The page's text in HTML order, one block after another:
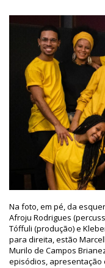
Na foto, em pé, da
Afroju Rodrigues
Tóffuli (produção) e
para direita, estão
Murilo de Campos
episódios, apresentação